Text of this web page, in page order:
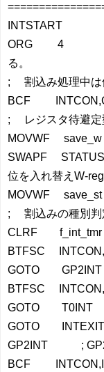
INTSTART
ORG 4 ; 割
る。
; 割込み処理中は
BCF
; レジスタ待避定
MOVWF
SWAPF
位を入れ替えW-
MOVWF
; 割込みの種別判
CLRF
BTFSC
GOTO
BTFSC
GOTO
GOTO
GP2INT ; GP2/
BCF